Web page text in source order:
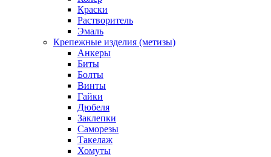
Краски
Растворитель
Эмаль
Крепежные изделия (метизы)
Анкеры
Биты
Болты
Винты
Гайки
Дюбеля
Заклепки
Саморезы
Такелаж
Хомуты